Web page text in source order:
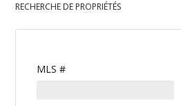
RECHERCHE DE PROPRIÉTÉS
MLS #